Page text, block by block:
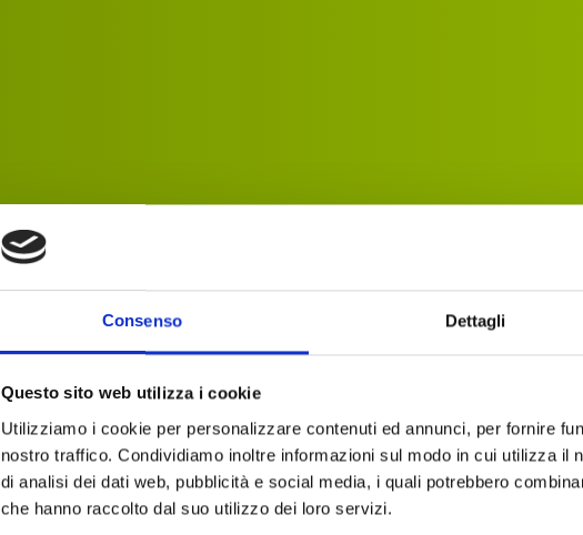
Consenso Dettagli
Questo sito web utilizza i cookie
Utilizziamo i cookie per personalizzare contenuti ed annunci, per fornire
nostro traffico. Condividiamo inoltre informazioni sul modo in cui utilizza il
di analisi dei dati web, pubblicità e social media, i quali potrebbero
che hanno raccolto dal suo utilizzo dei loro servizi.
digital